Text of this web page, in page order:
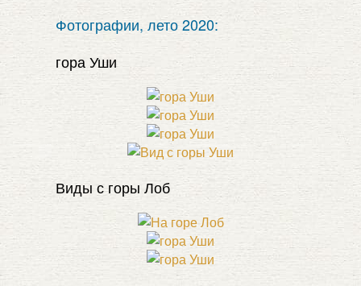
Фотографии, лето 2020:
гора Уши
Виды с горы Лоб